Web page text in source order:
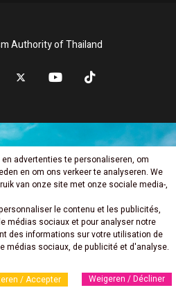
Authority of Thailand
nieuws
advertenties te personaliseren, om
en om ons verkeer te analyseren. We
van onze site met onze sociale media-,
le contenu et les publicités,
médias sociaux et pour analyser notre
des informations sur votre utilisation de
médias sociaux, de publicité et d'analyse.
/ Accepter Weigeren / Décliner